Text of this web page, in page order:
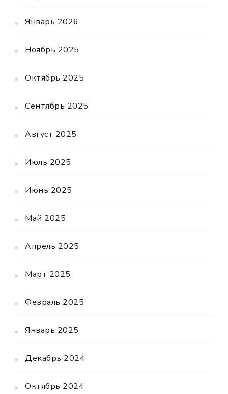
Январь 2026
Ноябрь 2025
Октябрь 2025
Сентябрь 2025
Август 2025
Июль 2025
Июнь 2025
Май 2025
Апрель 2025
Март 2025
Февраль 2025
Январь 2025
Декабрь 2024
Октябрь 2024